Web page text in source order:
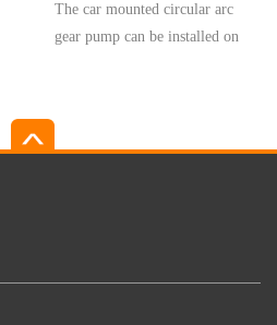
circular arc gear pump
The car mounted circular arc
gear pump can be installed on